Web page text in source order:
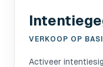
VERKOOP OP
Activeer